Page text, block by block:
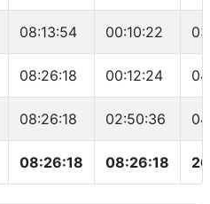
08:13:54 00:10:22
08:26:18 00:12:24
08:26:18 02:50:36
08:26:18 08:26:18